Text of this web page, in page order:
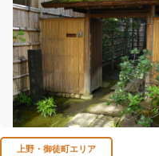
上野・御徒町エリア